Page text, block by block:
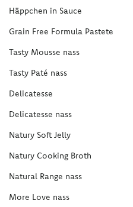
Häppchen in Sauce
Grain Free Formula Pastete
Tasty Mousse nass
Tasty Paté nass
Delicatesse
Delicatesse nass
Natury Soft Jelly
Natury Cooking Broth
Natural Range nass
More Love nass